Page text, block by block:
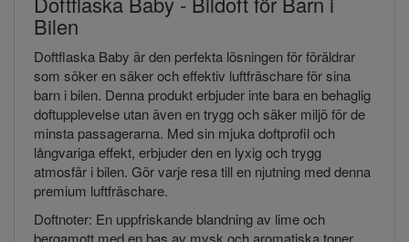
Bilen
Doftflaska Baby är den perfekta lösningen för föräldrar
som söker en säker och effektiv luftfräschare för sina
barn i bilen. Denna produkt erbjuder inte bara en behaglig
doftupplevelse utan även en trygg och säker miljö för de
minsta passagerarna. Med sin mjuka doftprofil och
långvariga effekt, erbjuder den en lyxig och trygg
atmosfär i bilen. Gör varje resa till en njutning med denna
premium luftfräschare.
Doftnoter: En uppfriskande blandning av lime och
bergamott med en bas av mysk och aromatiska toner